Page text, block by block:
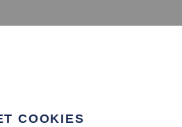
COOKIES